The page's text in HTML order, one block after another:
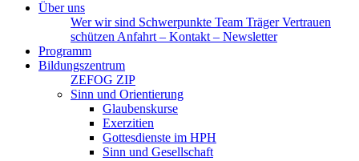
Über uns
Wer wir sind Schwerpunkte Team TrägerVertrauen
schützen Anfahrt – Kontakt – Newsletter
Programm
Bildungszentrum
ZEFOG ZIP
Sinn und Orientierung
Glaubenskurse
Exerzitien
Gottesdienste im HPH
Sinn und Gesellschaft